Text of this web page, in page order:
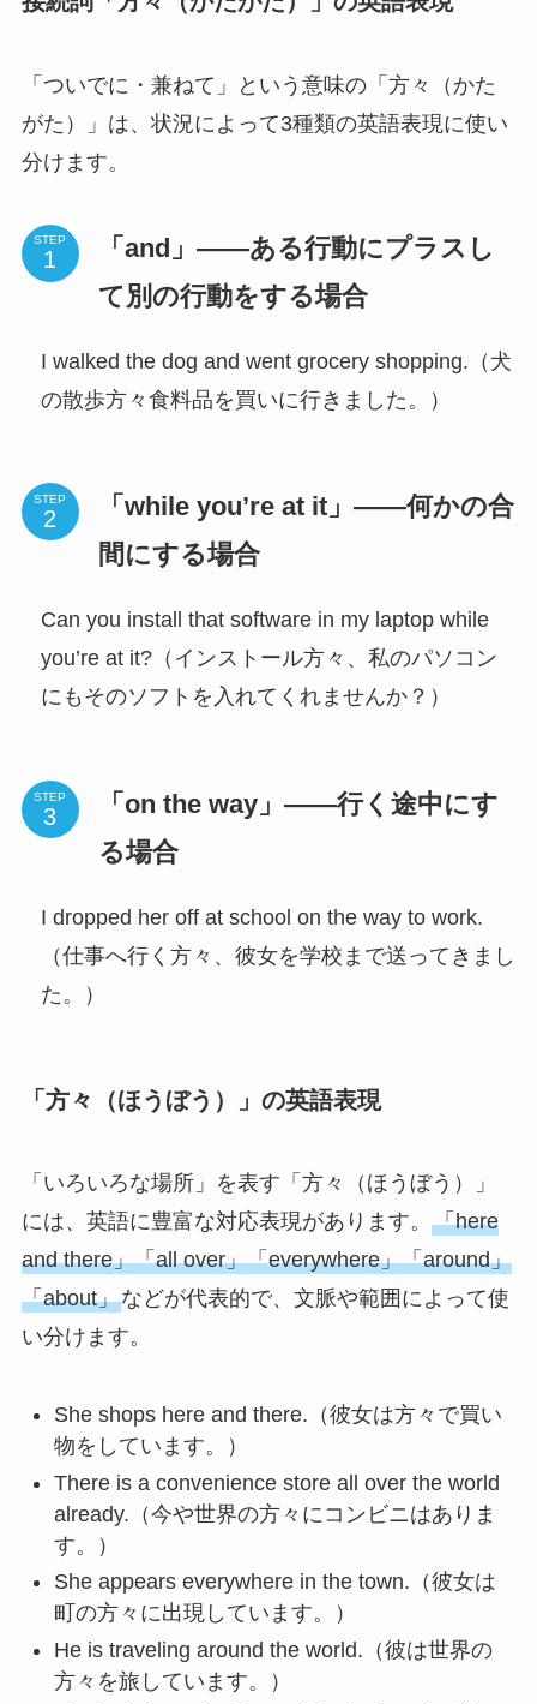
「ついでに・兼ねて」という意味の「方々（かた
がた）」は、状況によって3種類の英語表現に使い
分けます。
STEP
「and」——ある行動にプラスし
て別の行動をする場合
I walked the dog and went grocery shopping.（犬
の散歩方々食料品を買いに行きました。）
STEP
「while you’re at it」——何かの合
間にする場合
Can you install that software in my laptop while
you’re at it?（インストール方々、私のパソコン
にもそのソフトを入れてくれませんか？）
STEP
「on the way」——行く途中にす
る場合
I dropped her off at school on the way to work.
（仕事へ行く方々、彼女を学校まで送ってきまし
た。）
「方々（ほうぼう）」の英語表現
「いろいろな場所」を表す「方々（ほうぼう）」
には、英語に豊富な対応表現があります。 「here
and there」「all over」「everywhere」「around」
「about」などが代表的で、文脈や範囲によって使
い分けます。
She shops here and there.（彼女は方々で買い
物をしています。）
There is a convenience store all over the world
already.（今や世界の方々にコンビニはありま
す。）
She appears everywhere in the town.（彼女は
町の方々に出現しています。）
He is traveling around the world.（彼は世界の
方々を旅しています。）